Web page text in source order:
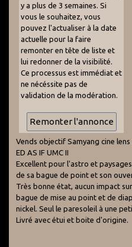
y a plus de 3 semaines. Si
vous le souhaitez, vous
pouvez l'actualiser à la date
actuelle pour la faire
remonter en tête de liste et
lui redonner de la visibilité.
Ce processus est immédiat et
ne nécéssite pas de
validation de la modération.
Vends objectif Samyang cine lens
ED AS IF UMC II
Excellent pour l'astro et
de sa bague de point et son
Très bonne état, aucun impact
bague de mise au point et de
nickel. Seul le paresoleil à une
Livré avec étui et boite d'origine.